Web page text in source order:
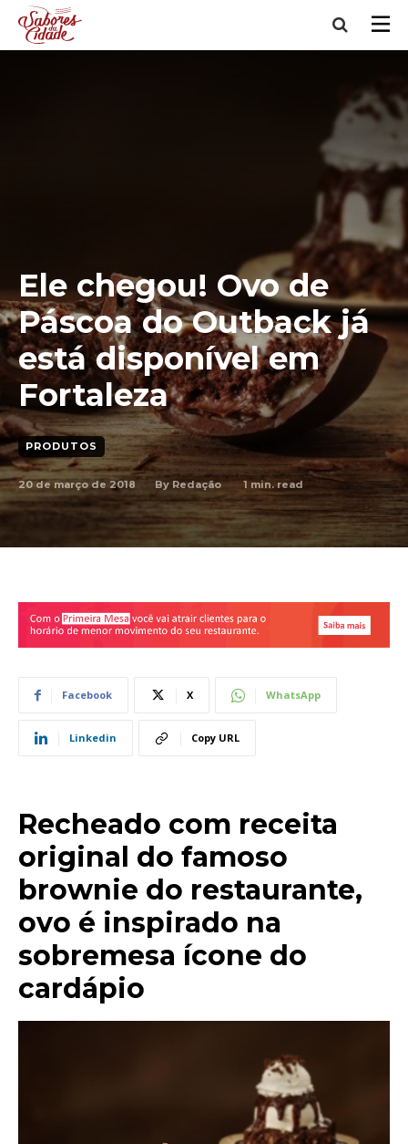
Ele chegou! Ovo de
Páscoa do Outback já
está disponível em
Fortaleza
PRODUTOS
20 de março de 2018 By Redação 1min. read
Facebook X WhatsApp
Linkedin Copy URL
Recheado com receita
original do famoso
brownie do restaurante,
ovo é inspirado na
sobremesa ícone do
cardápio